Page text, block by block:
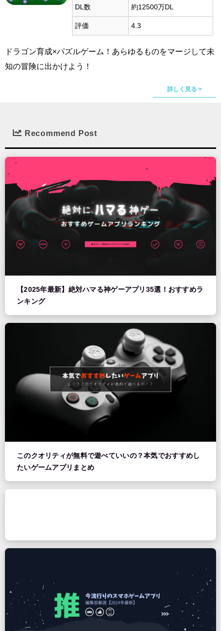
DL数 約12500万DL
評価 4.3
ドラゴン育成×パズルゲーム！あらゆるものをマージして未
知の冒険に出かけよう！
詳しく見る >
Recommend Post
【2025年最新】絶対ハマる神ゲーアプリ35選！おすすめラ
ンキング
このクオリティが無料で遊べていいの？本気でおすすめし
たいゲームアプリまとめ